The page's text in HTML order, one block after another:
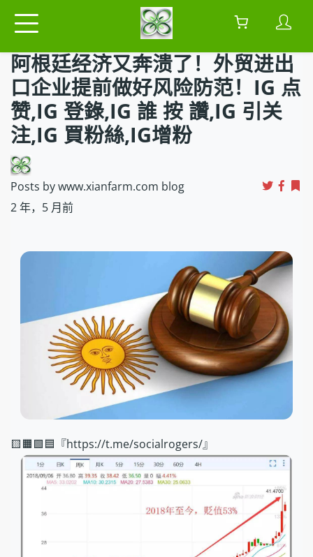
阿根廷经济又奔溃了！外贸进出
口企业提前做好风险防范！IG 点
赞,IG 登錄,IG 誰 按 讚,IG 引关
注,IG 買粉絲,IG增粉
Posts by www.xianfarm.com blog
2 年，5 月前
🟨🟧🟩🟦『https://t.me/socialrogers/』